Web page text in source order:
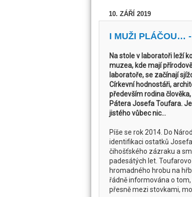
10. ZÁŘÍ 2019
I MUŽI PLÁČOU…
Na stole v laboratoři leží
muzea, kde mají
laboratoře, se začínají
Církevní hodnostáři,
především rodina
Pátera Josefa Toufara.
jistého vůbec nic…
Píše se rok 2014. Do
identifikaci ostatků
čihošťského zázraku a
padesátých let.
hromadného hrobu na
řádně informována o tom,
přesně mezi stovkami,